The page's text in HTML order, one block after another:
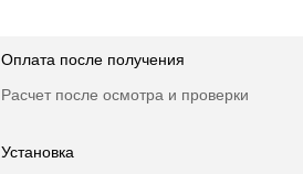
Оплата после получения
Расчет после осмотра и проверки
Установка